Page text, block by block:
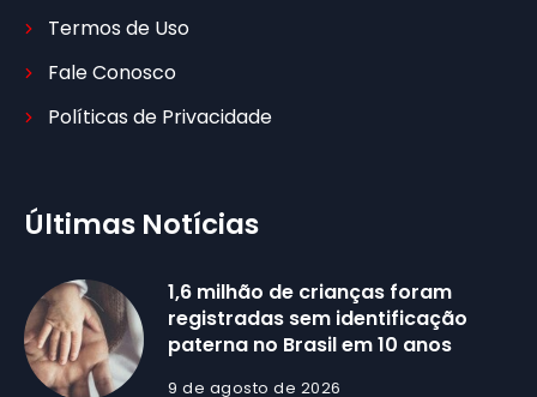
Termos de Uso
Fale Conosco
Políticas de Privacidade
Últimas Notícias
1,6 milhão de crianças foram
registradas sem identificação
paterna no Brasil em 10 anos
9 de agosto de 2026